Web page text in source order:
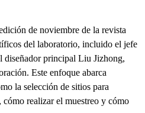
de noviembre de la revista
del laboratorio, incluido el jefe
diseñador principal Liu Jizhong,
Este enfoque abarca
la selección de sitios para
cómo realizar el muestreo y cómo